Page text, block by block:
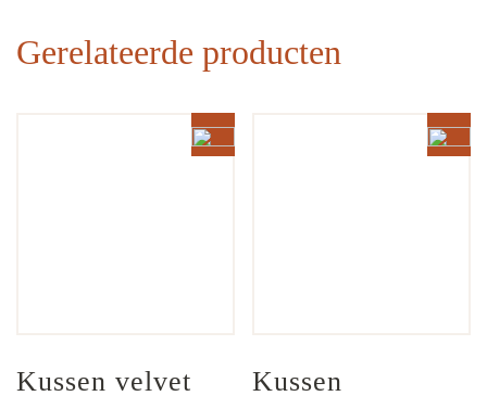
Gerelateerde producten
Kussen velvet
Kussen